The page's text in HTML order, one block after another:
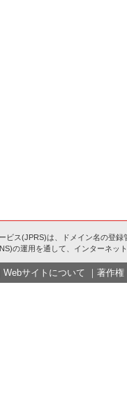
ビス(JPRS)は、ドメイン名の登録
の運用を通して、インターネッ
Webサイトについて ｜ 著作権